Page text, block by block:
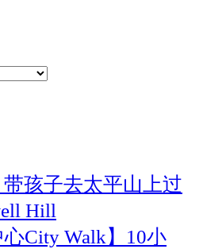
带孩子去太平山上过
Hill
心City Walk】10小